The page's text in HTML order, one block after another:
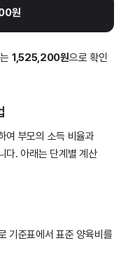
원
1,525,200원으로 확인
여 부모의 소득 비율과
다. 아래는 단계별 계산
기준표에서 표준 양육비를